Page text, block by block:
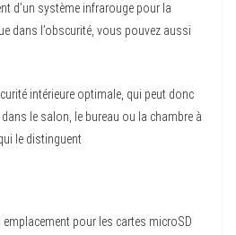
d’un système infrarouge pour la
dans l’obscurité, vous pouvez aussi
intérieure optimale, qui peut donc
le salon, le bureau ou la chambre à
le distinguent
emplacement pour les cartes microSD